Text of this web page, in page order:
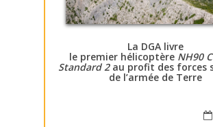
La DGA livre
le premier hélicoptère NH90
Standard 2au profit des forces
de l’armée de Terre